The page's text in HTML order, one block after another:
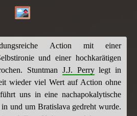
Action mit einer
und einer hochkarätigen
Stuntman J.J. Perrylegt in
wieder viel Wert auf Action ohne
uns in eine nachapokalytische
und um Bratislava gedreht wurde.